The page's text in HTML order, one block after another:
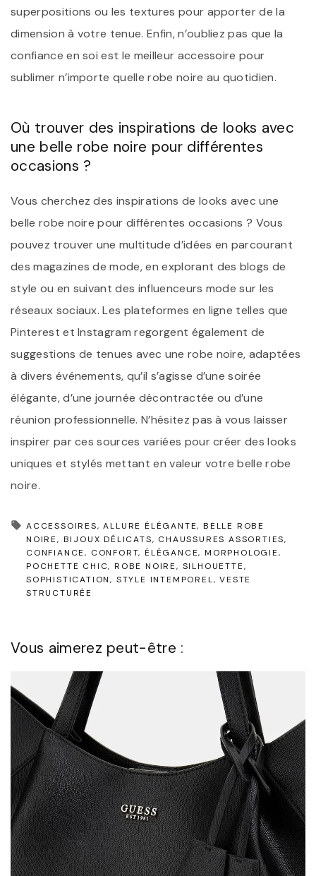
superpositions ou les textures pour apporter de la
dimension à votre tenue. Enfin, n’oubliez pas que la
confiance en soi est le meilleur accessoire pour
sublimer n’importe quelle robe noire au quotidien.
Où trouver des inspirations de looks avec
une belle robe noire pour différentes
occasions ?
Vous cherchez des inspirations de looks avec une
belle robe noire pour différentes occasions ? Vous
pouvez trouver une multitude d’idées en parcourant
des magazines de mode, en explorant des blogs de
style ou en suivant des influenceurs mode sur les
réseaux sociaux. Les plateformes en ligne telles que
Pinterest et Instagram regorgent également de
suggestions de tenues avec une robe noire, adaptées
à divers événements, qu’il s’agisse d’une soirée
élégante, d’une journée décontractée ou d’une
réunion professionnelle. N’hésitez pas à vous laisser
inspirer par ces sources variées pour créer des looks
uniques et stylés mettant en valeur votre belle robe
noire.
ACCESSOIRES ALLURE ÉLÉGANTE BELLE ROBE
NOIRE
BIJOUX DÉLICATS
CHAUSSURES ASSORTIES
CONFIANCE
CONFORT ÉLÉGANCE MORPHOLOGIE
POCHETTE CHIC ROBE NOIRE SILHOUETTE
SOPHISTICATION STYLE INTEMPOREL
VESTE
STRUCTURÉE
Vous aimerez peut-être :